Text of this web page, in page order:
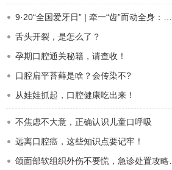
舌头开裂，是怎么了？
孕期口腔通关秘籍，请查收！
口腔扁平苔藓是啥？会传染不?
从娃娃抓起，口腔健康吃出来！
不焦虑不大意，正确认识儿童口呼吸
远离口腔癌，这些知识点要记牢！